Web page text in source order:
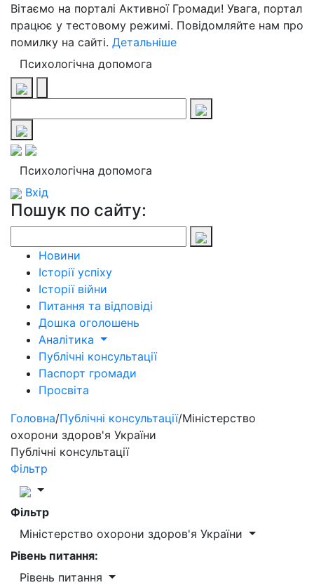
Вітаємо на порталі Активної Громади! Увага, портал
працює у тестовому режимі. Повідомляйте нам про
помилку на сайті. Детальніше
Психологічна допомога
Психологічна допомога
Вхід
Пошук по сайту:
Новини
Історії успіху
Історії війни
Питання та відповіді
Дошка оголошень
Аналітика
Публічні консультації
Паспорт громади
Просвіта
Головна/Публічні консультації/Міністерство
охорони здоров'я України
Публічні консультації
Фільтр
Фільтр
Міністерство охорони здоров'я України
Рівень питання:
Рівень питання